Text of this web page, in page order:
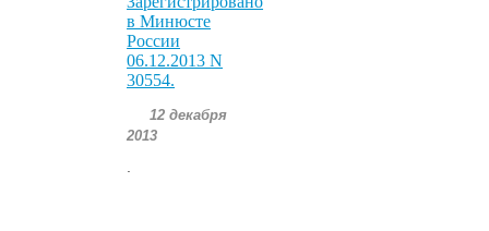
в Минюсте
России
06.12.2013 N
30554.
12 декабря
2013